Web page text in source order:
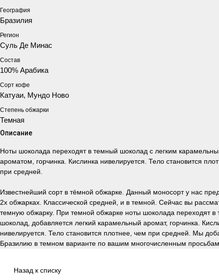
География
Бразилия
Регион
Суль Де Минас
Состав
100% Арабика
Сорт кофе
Катуаи, Мундо Ново
Степень обжарки
Темная
Описание
Ноты шоколада переходят в темный шоколад с легким
ароматом, горчинка. Кислинка нивелируется. Тело становится
при средней.
Известнейший сорт в тёмной обжарке. Данный моносорт у нас
2х обжарках. Классической средней, и в темной. Сейчас вы
темную обжарку. При темной обжарке ноты шоколада переходят в
шоколад, добавляется легкий карамельный аромат, горчинка.
нивелируется. Тело становится плотнее, чем при средней. Мы
Бразилию в темном варианте по вашим многочисленным
Назад к списку